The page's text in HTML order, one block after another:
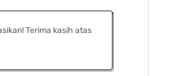
Terima kasih atas